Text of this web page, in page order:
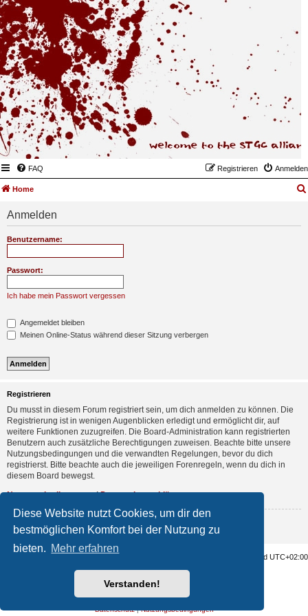
Diese Website nutzt Cookies, um dir den
bestmöglichen Komfort bei der Nutzung zu
bieten. Mehr erfahren
Verstanden!
FAQ Anmelden
Registrieren
Home
Anmelden
Benutzername:
Passwort:
Ich habe mein Passwort vergessen
Angemeldet bleiben
Meinen Online-Status während dieser Sitzung verbergen
Registrieren
Du musst in diesem Forum registriert sein, um dich anmelden zu können. Die
Registrierung ist in wenigen Augenblicken erledigt und ermöglicht dir, auf
weitere Funktionen zuzugreifen. Die Board-Administration kann registrierten
Benutzern auch zusätzliche Berechtigungen zuweisen. Beachte bitte unsere
Nutzungsbedingungen und die verwandten Regelungen, bevor du dich
registrierst. Bitte beachte auch die jeweiligen Forenregeln, wenn du dich in
diesem Board bewegst.
Nutzungsbedingungen|Datenschutzerklärung
Registrieren
Alle Zeiten sind UTC+02:00
Powered byphpBB® Forum Software © phpBB Limited
Deutsche Übersetzung durchphpBB.de
Datenschutz|Nutzungsbedingungen